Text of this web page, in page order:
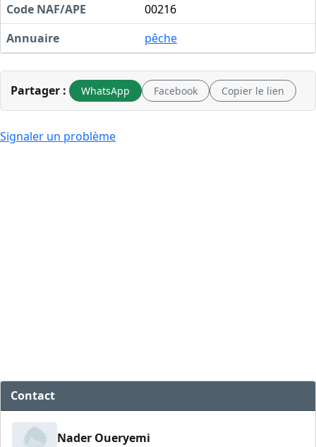
Code NAF/APE
00216
Annuaire
pêche
Partager : WhatsApp Facebook Copier le lien
Signaler un problème
Contact
Nader Oueryemi